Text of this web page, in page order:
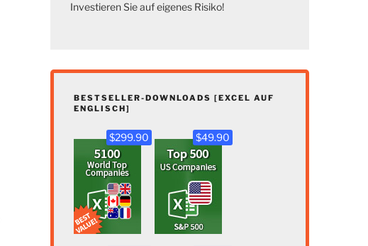
Investieren Sie auf eigenes Risiko!
BESTSELLER-DOWNLOADS [EXCEL AUF
ENGLISCH]
$299.90 $49.90